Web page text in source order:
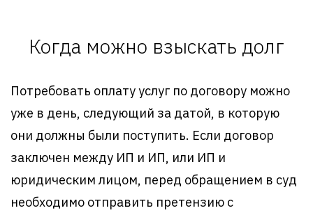
Когда можно взыскать долг
Потребовать оплату услуг по договору можно
уже в день, следующий за датой, в которую
они должны были поступить. Если договор
заключен между ИП и ИП, или ИП и
юридическим лицом, перед обращением в суд
необходимо отправить претензию с